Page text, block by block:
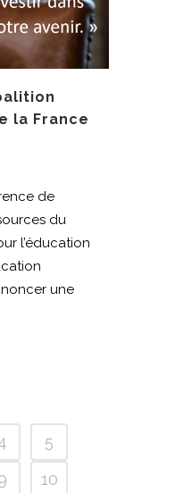
la France
de
du
l’éducation
une
5
10